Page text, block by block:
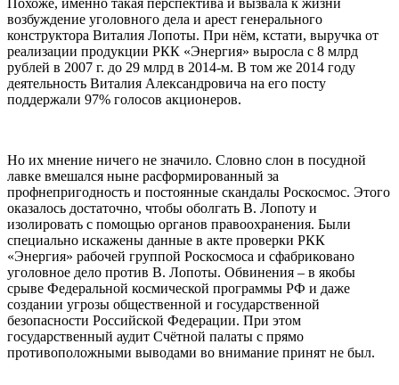
Похоже, именно такая перспектива и вызвала к жизни
возбуждение уголовного дела и арест генерального
конструктора Виталия Лопоты. При нём, кстати, выручка от
реализации продукции РКК «Энергия» выросла с 8 млрд
рублей в 2007 г. до 29 млрд в 2014-м. В том же 2014 году
деятельность Виталия Александровича на его посту
поддержали 97% голосов акционеров.
Но их мнение ничего не значило. Словно слон в посудной
лавке вмешался ныне расформированный за
профнепригодность и постоянные скандалы Роскосмос. Этого
оказалось достаточно, чтобы оболгать В. Лопоту и
изолировать с помощью органов правоохранения. Были
специально искажены данные в акте проверки РКК
«Энергия» рабочей группой Роскосмоса и сфабриковано
уголовное дело против В. Лопоты. Обвинения – в якобы
срыве Федеральной космической программы РФ и даже
создании угрозы общественной и государственной
безопасности Российской Федерации. При этом
государственный аудит Счётной палаты с прямо
противоположными выводами во внимание принят не был.